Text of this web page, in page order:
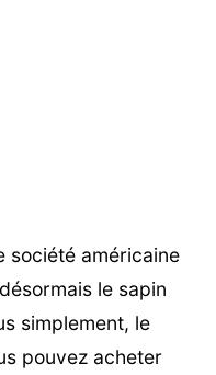
société américaine
le sapin
simplement, le
pouvez acheter